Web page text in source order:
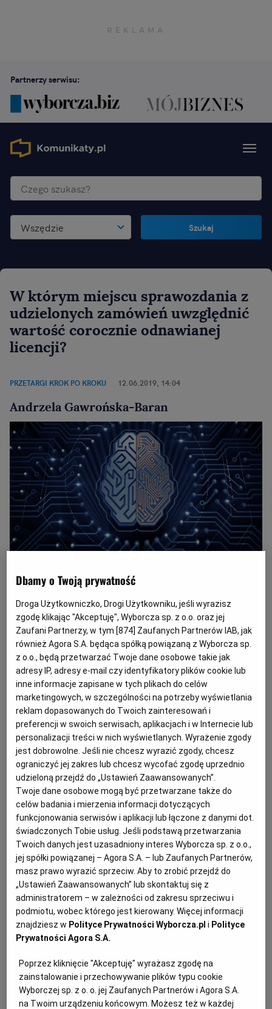
Partnerzy serwisu:
Wszędzie Szukaj
W którym miejscu sprawozdania z
udzielonych zamówień uwzględnić
wartość corocznie odnawianej
licencji?
PRZETARGI KROK PO KROKU 12.06.2019, 14:04
Andrzela Gawrońska-Baran
Oprogramowanie komputerowe(fot. Shutterstock)
W tabeli X w poz. 1 sprawozdania
rocznego przekazywanego do
prezesa UZP zamawiający uwzględnia
wartość wszystkich zamówień udzielonych
z wyłączeniem procedur ustawy Pzp z
uwagi na wartość zamówienia.
Pytanie:
Ośrodek Pomocy Społecznej kilka lat temu zakupił
u producenta oprogramowanie komputerowe
stworzone do pracy dla jednostek o danej
specyfice. Każdy program jest dostosowany do
obsługi poszczególnych działów. Wszystkie
programy są ze sobą kompatybilne i mogą
współpracować, co w ogromnej mierze ułatwia
pracę całego Ośrodka. Wraz z nakładaniem na
Ośrodek nowych zadań ustawowych były
zamawiane kolejne programy tego producenta,
również stworzone w taki sposób, aby
współpracowały z już istniejącymi, z których
Ośrodek od lat korzystał. Przedmiotem umowy
Dbamy o Twoją prywatność
Droga Użytkowniczko, Drogi Użytkowniku, jeśli wyrazisz
zgodę klikając "Akceptuję", Wyborcza sp. z o.o. oraz jej
Zaufani Partnerzy, w tym [874] Zaufanych Partnerów IAB, jak
również Agora S.A. będąca spółką powiązaną z Wyborcza sp.
z o.o., będą przetwarzać Twoje dane osobowe takie jak
adresy IP, adresy e-mail czy identyfikatory plików cookie lub
inne informacje zapisane w tych plikach do celów
marketingowych, w szczególności na potrzeby wyświetlania
reklam dopasowanych do Twoich zainteresowań i
preferencji w swoich serwisach, aplikacjach i w Internecie lub
personalizacji treści w nich wyświetlanych. Wyrażenie zgody
jest dobrowolne. Jeśli nie chcesz wyrazić zgody, chcesz
ograniczyć jej zakres lub chcesz wycofać zgodę uprzednio
udzieloną przejdź do „Ustawień Zaawansowanych”.
Twoje dane osobowe mogą być przetwarzane także do
celów badania i mierzenia informacji dotyczących
funkcjonowania serwisów i aplikacji lub łączone z danymi dot.
świadczonych Tobie usług. Jeśli podstawą przetwarzania
Twoich danych jest uzasadniony interes Wyborcza sp. z o.o.,
jej spółki powiązanej – Agora S.A. – lub Zaufanych Partnerów,
masz prawo wyrazić sprzeciw. Aby to zrobić przejdź do
„Ustawień Zaawansowanych” lub skontaktuj się z
administratorem – w zależności od zakresu sprzeciwu i
podmiotu, wobec którego jest kierowany. Więcej informacji
znajdziesz w Polityce Prywatności Wyborcza.pl i Polityce
Prywatności Agora S.A.
Poprzez kliknięcie "Akceptuję" wyrażasz zgodę na
zainstalowanie i przechowywanie plików typu cookie
Wyborczej sp. z o. o. jej Zaufanych Partnerów i Agora S.A.
na Twoim urządzeniu końcowym. Możesz też w każdej